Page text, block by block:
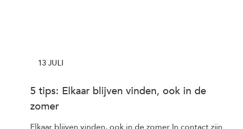
5 tips: Elkaar blijven vinden, ook in de
zomer
13 JULI